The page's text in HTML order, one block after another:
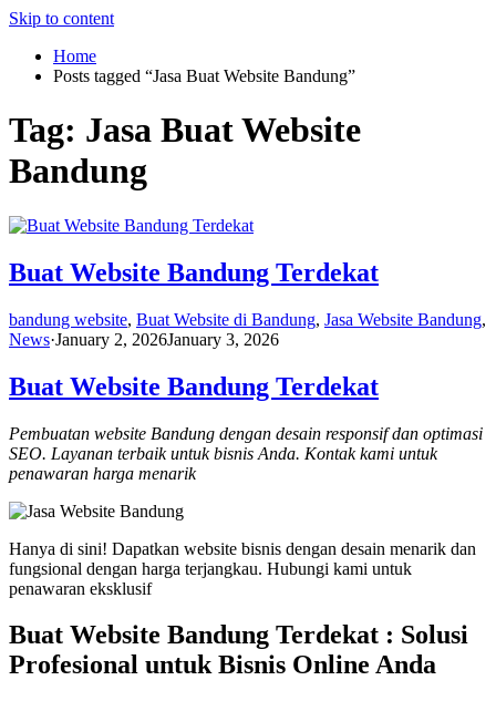
Skip to content
Home
Posts tagged “Jasa Buat Website Bandung”
Tag: Jasa Buat Website
Bandung
Buat Website Bandung Terdekat
bandung website, Buat Website di Bandung, Jasa Website Bandung,
News·January 2, 2026January 3, 2026
Buat Website Bandung Terdekat
Pembuatan website Bandung dengan desain responsif dan optimasi
SEO. Layanan terbaik untuk bisnis Anda. Kontak kami untuk
penawaran harga menarik
Hanya di sini! Dapatkan website bisnis dengan desain menarik dan
fungsional dengan harga terjangkau. Hubungi kami untuk
penawaran eksklusif
Buat Website Bandung Terdekat : Solusi
Profesional untuk Bisnis Online Anda